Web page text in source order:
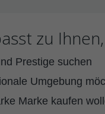
zu
Prestige suchen
Umgebung
Marke kaufen